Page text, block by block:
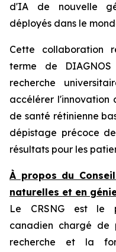
d'IA de nouvelle
déployés dans le
Cette collaboration
terme de
recherche
accélérer l'innovation
de santé rétinienne
dépistage précoce
résultats pour les
À propos du
naturelles et en
Le CRSNG est le
canadien chargé de
recherche et la